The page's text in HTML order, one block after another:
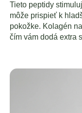
Tieto peptidy
môže prispieť k
pokožke. Kolagén
čím vám dodá extra